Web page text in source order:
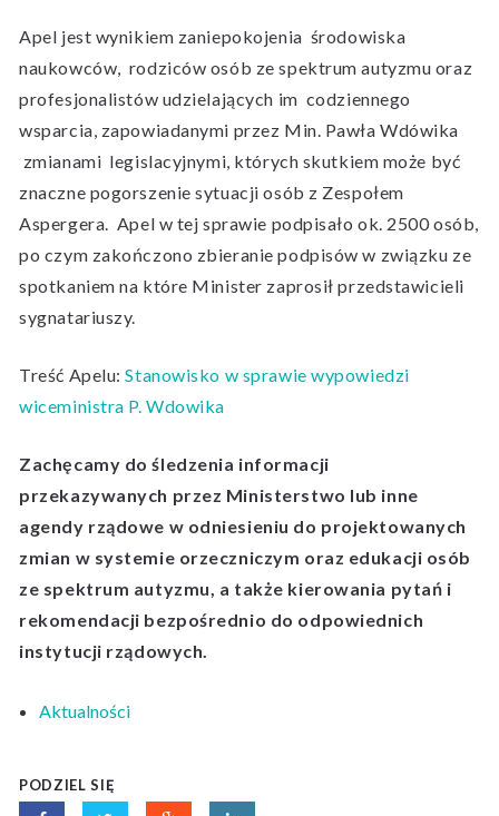
Apel jest wynikiem zaniepokojenia środowiska
naukowców, rodziców osób ze spektrum autyzmu oraz
profesjonalistów udzielających im codziennego
wsparcia, zapowiadanymi przez Min. Pawła Wdówika
zmianami legislacyjnymi, których skutkiem może być
znaczne pogorszenie sytuacji osób z Zespołem
Aspergera. Apel w tej sprawie podpisało ok. 2500 osób,
po czym zakończono zbieranie podpisów w związku ze
spotkaniem na które Minister zaprosił przedstawicieli
sygnatariuszy.
Treść Apelu:Stanowisko w sprawie wypowiedzi
wiceministra P. Wdowika
Zachęcamy do śledzenia informacji
przekazywanych przez Ministerstwo lub inne
agendy rządowe w odniesieniu do projektowanych
zmian w systemie orzeczniczym oraz edukacji osób
ze spektrum autyzmu, a także kierowania pytań i
rekomendacji bezpośrednio do odpowiednich
instytucji rządowych.
Aktualności
PODZIEL SIĘ